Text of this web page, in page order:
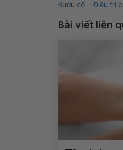
Bướu cổ Điều trị
Bài viết liên